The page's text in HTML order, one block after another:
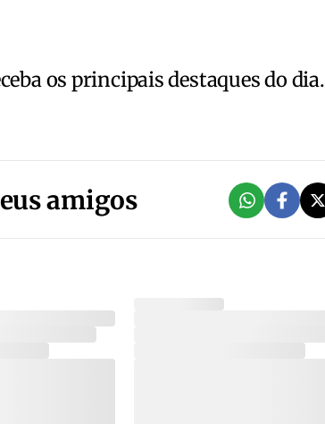
os principais destaques do dia.
amigos